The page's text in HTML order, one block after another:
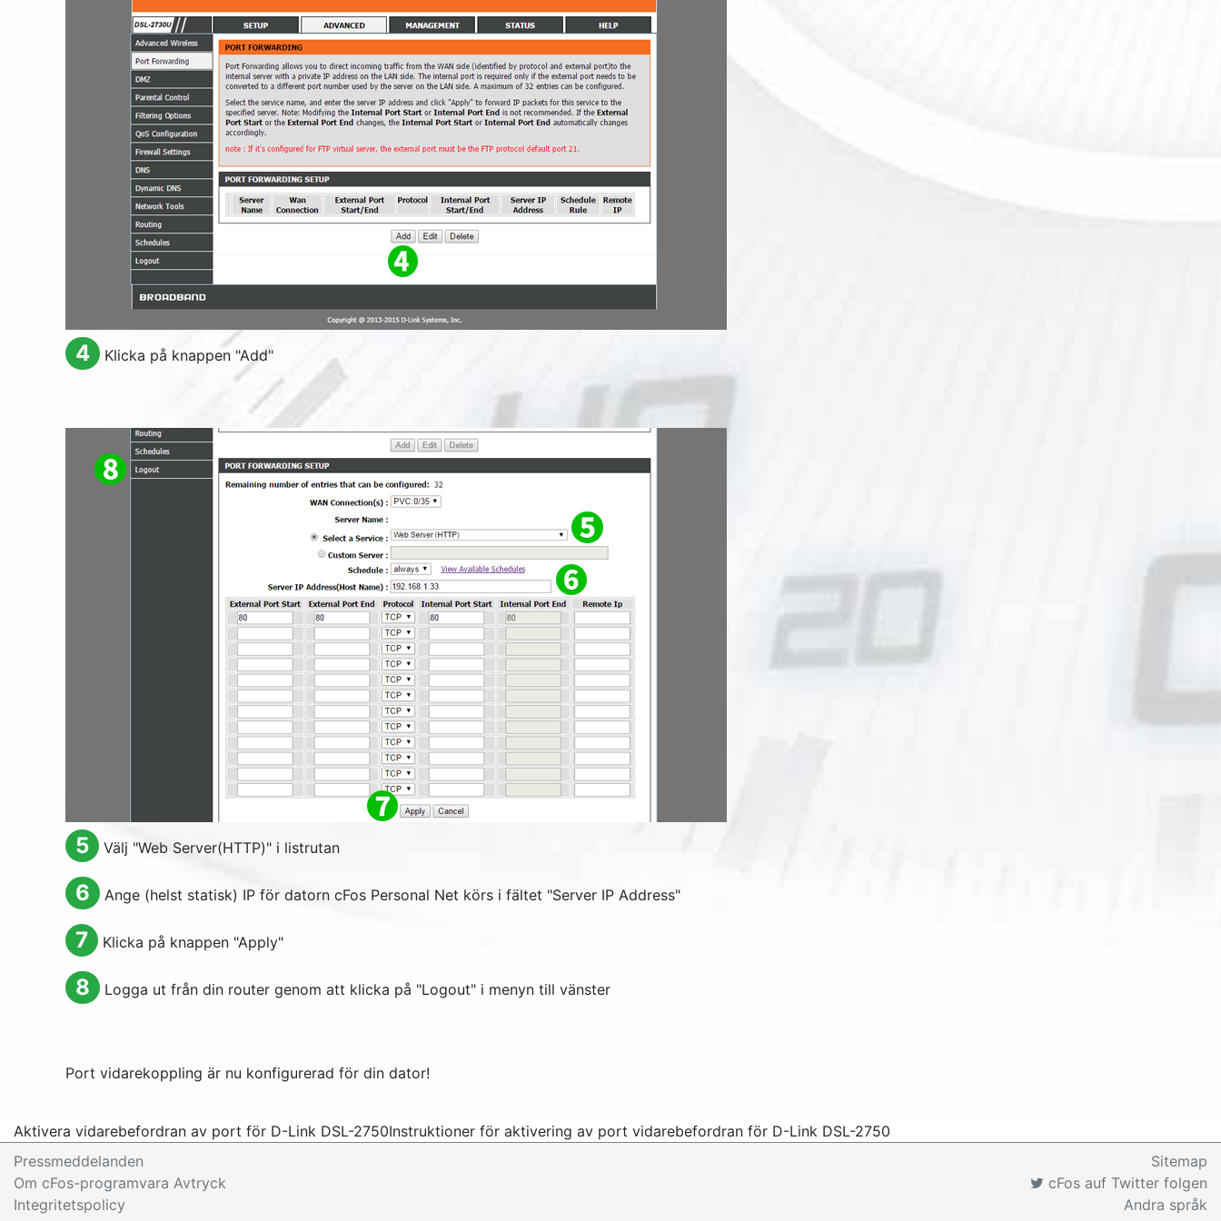
4 Klicka på knappen "Add"
5 Välj "Web Server(HTTP)" i listrutan
6 Ange (helst statisk) IP för datorn cFos Personal Net körs i fältet "Server IP Address"
7 Klicka på knappen "Apply"
8 Logga ut från din router genom att klicka på "Logout" i menyn till vänster
Port vidarekoppling är nu konfigurerad för din dator!
Aktivera vidarebefordran av port för D-Link DSL-2750Instruktioner för aktivering av port vidarebefordran för D-Link DSL-2750
Pressmeddelanden
Om cFos-programvara Avtryck
Integritetspolicy
Sitemap
cFos auf Twitter folgen
Andra språk